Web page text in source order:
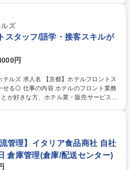
目指す社員も多く、スキルを身に付けた
/安定経営
ズ
スタッフ/語学・接客スキルが
円
ルフロントス
フロント業務
が好きな方、ホテル業・販売サービス経
対・お問合せ対応などのカウンター業務
簡単なメンテナンス・巡回業務◆ドリン
務内容は異なりますので、様々な業務を
ップにも繋がります。 募集職種
フ/語学・接客スキルが活かせる◎
管理】イタリア食品商社 自社
倉庫管理(倉庫/配送センター)